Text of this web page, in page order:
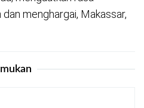
menghargai, Makassar,